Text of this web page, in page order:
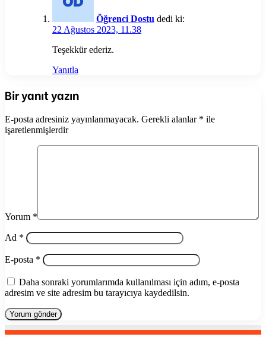
Öğrenci Dostu dedi ki:
22 Ağustos 2023, 11.38
Teşekkür ederiz.
Yanıtla
Bir yanıt yazın
E-posta adresiniz yayınlanmayacak. Gerekli alanlar * ile
işaretlenmişlerdir
Yorum *
Ad *
E-posta *
Daha sonraki yorumlarımda kullanılması için adım, e-posta
adresim ve site adresim bu tarayıcıya kaydedilsin.